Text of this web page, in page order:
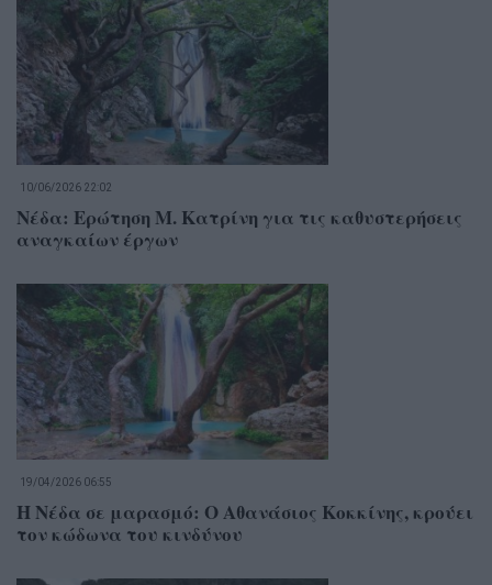
10/06/2026 22:02
Νέδα: Ερώτηση Μ. Κατρίνη για τις καθυστερήσεις
αναγκαίων έργων
19/04/2026 06:55
Η Νέδα σε μαρασμό: Ο Αθανάσιος Κοκκίνης, κρούει
τον κώδωνα του κινδύνου